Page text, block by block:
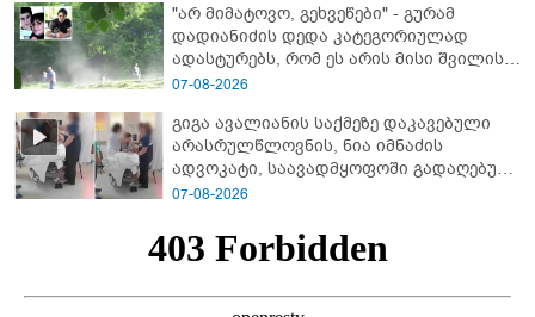
"არ მიმატოვო, გეხვეწები" - გუ­რა­მ
დადიანიძის დედა კა­ტე­გო­რი­უ­ლად
ადას­ტუ­რებს, რომ ეს არის მისი შვი­ლის
ხმა
07-08-2026
გიგა ავალიანის საქმეზე დაკავებული
არასრულწლოვნის, ნია იმნაძის
ადვოკატი, საავადმყოფოში გადაღებულ
კადრებს ავრცელებს
07-08-2026